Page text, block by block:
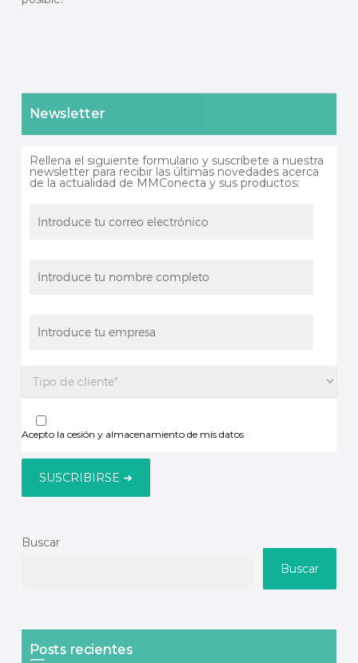
Newsletter
Rellena el siguiente formulario y suscríbete a nuestra
newsletter para recibir las últimas novedades acerca
de la actualidad de MMConecta y sus productos:
Acepto la cesión y almacenamiento de mis datos
Buscar
Buscar
Posts recientes